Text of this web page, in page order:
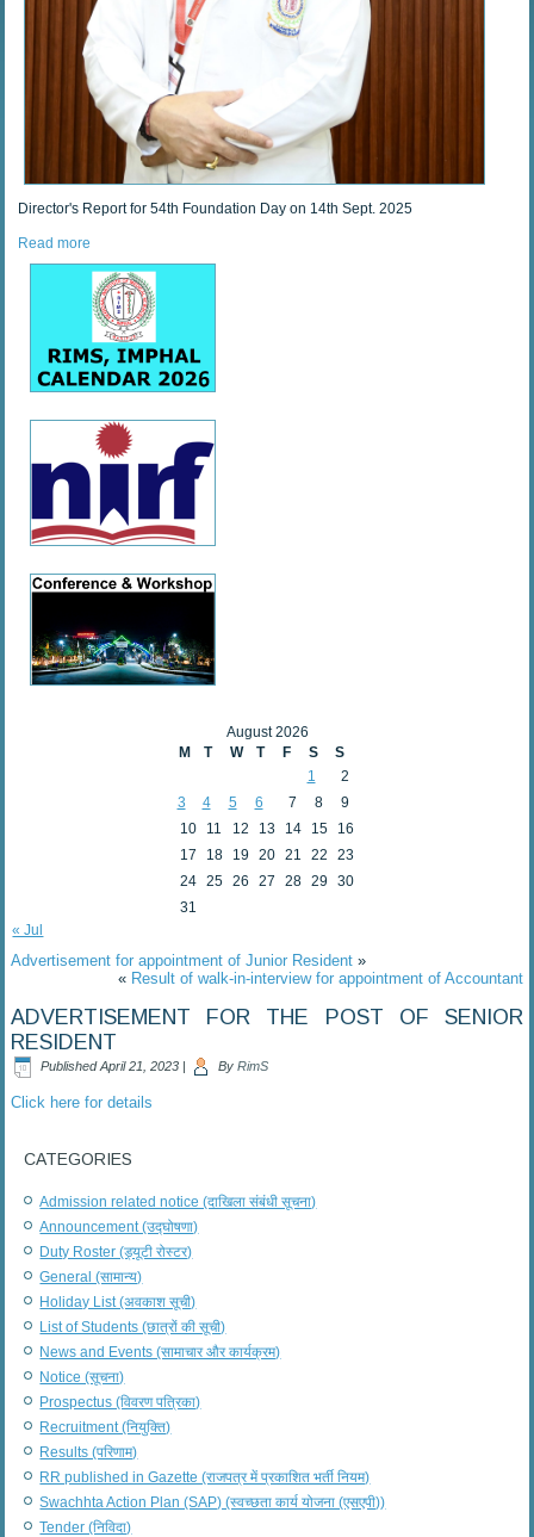
Director's Report for 54th Foundation Day on 14th Sept. 2025
Read more
August 2026
M
T W T F S
S
1
2
3
4 5 6 7 8
9
10
11 12 13 14 15
16
17
18 19 20 21 22
23
24 25 26 27 28 29
30
31
« Jul
Advertisement for appointment of Junior Resident »
« Result of walk-in-interview for appointment of Accountant
ADVERTISEMENT FOR THE POST OF SENIOR
RESIDENT
Published April 21, 2023 | By RimS
Click here for details
CATEGORIES
Admission related notice (दाखिला संबंधी सूचना)
Announcement (उद्घोषणा)
Duty Roster (ड्यूटी रोस्टर)
General (सामान्य)
Holiday List (अवकाश सूची)
List of Students (छात्रों की सूची)
News and Events (सामाचार और कार्यक्रम)
Notice (सूचना)
Prospectus (विवरण पत्रिका)
Recruitment (नियुक्ति)
Results (परिणाम)
RR published in Gazette (राजपत्र में प्रकाशित भर्ती नियम)
Swachhta Action Plan (SAP) (स्वच्छता कार्य योजना (एसएपी))
Tender (निविदा)